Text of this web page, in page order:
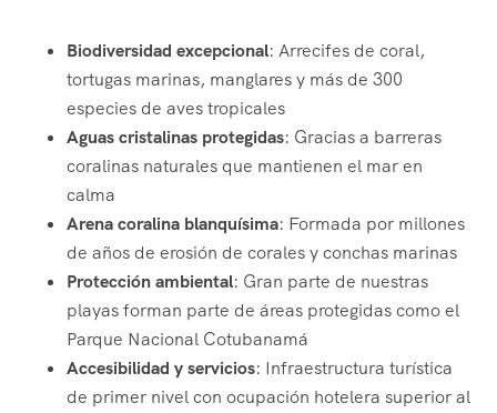
Biodiversidad excepcional: Arrecifes de coral,
tortugas marinas, manglares y más de 300
especies de aves tropicales
Aguas cristalinas protegidas: Gracias a barreras
coralinas naturales que mantienen el mar en
calma
Arena coralina blanquísima: Formada por millones
de años de erosión de corales y conchas marinas
Protección ambiental: Gran parte de nuestras
playas forman parte de áreas protegidas como el
Parque Nacional Cotubanamá
Accesibilidad y servicios: Infraestructura turística
de primer nivel con ocupación hotelera superior al